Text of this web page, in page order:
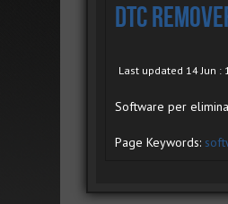
DTC
Last updated 14 Jun :
Software per
Page Keywords: